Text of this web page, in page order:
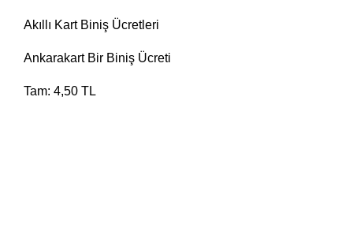
Akıllı Kart Biniş Ücretleri
Ankarakart Bir Biniş Ücreti
Tam: 4,50 TL